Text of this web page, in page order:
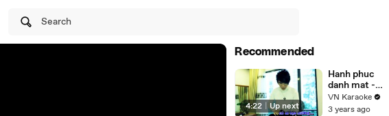
Search
Recommended
4:22 Up next
Hanh phuc
danh mat -
Chau Viet
Cuong
VN Karaoke
3 years ago